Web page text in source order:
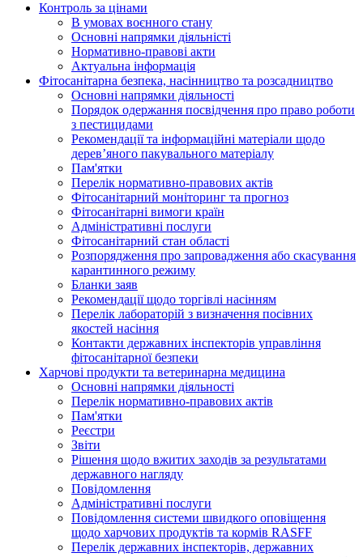
Контроль за цінами
В умовах воєнного стану
Основні напрямки діяльністі
Нормативно-правові акти
Актуальна інформація
Фітосанітарна безпека, насінництво та розсадництво
Основні напрямки діяльності
Порядок одержання посвідчення про право роботи
з пестицидами
Рекомендації та інформаційні матеріали щодо
дерев’яного пакувального матеріалу
Пам'ятки
Перелік нормативно-правових актів
Фітосанітарний моніторинг та прогноз
Фітосанітарні вимоги країн
Адміністративні послуги
Фітосанітарний стан області
Розпорядження про запровадження або скасування
карантинного режиму
Бланки заяв
Рекомендації щодо торгівлі насінням
Перелік лабораторій з визначення посівних
якостей насіння
Контакти державних інспекторів управління
фітосанітарної безпеки
Харчові продукти та ветеринарна медицина
Основні напрямки діяльності
Перелік нормативно-правових актів
Пам'ятки
Реєстри
Звіти
Рішення щодо вжитих заходів за результатами
державного нагляду
Повідомлення
Адміністративні послуги
Повідомлення системи швидкого оповіщення
щодо харчових продуктів та кормів RASFF
Перелік державних інспекторів, державних